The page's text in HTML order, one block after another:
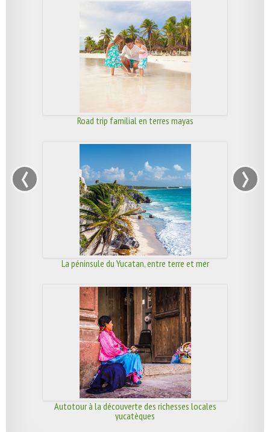
Road trip familial en terres mayas
La péninsule du Yucatan, entre terre et mer
Autotour à la découverte des richesses locales
yucatèques
‹ ›